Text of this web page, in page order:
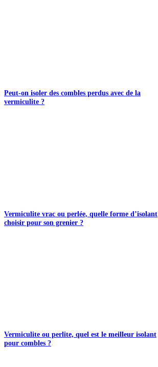
Peut-on isoler des combles perdus avec de la
vermiculite ?
Vermiculite vrac ou perlée, quelle forme d’isolant
choisir pour son grenier ?
Vermiculite ou perlite, quel est le meilleur isolant
pour combles ?